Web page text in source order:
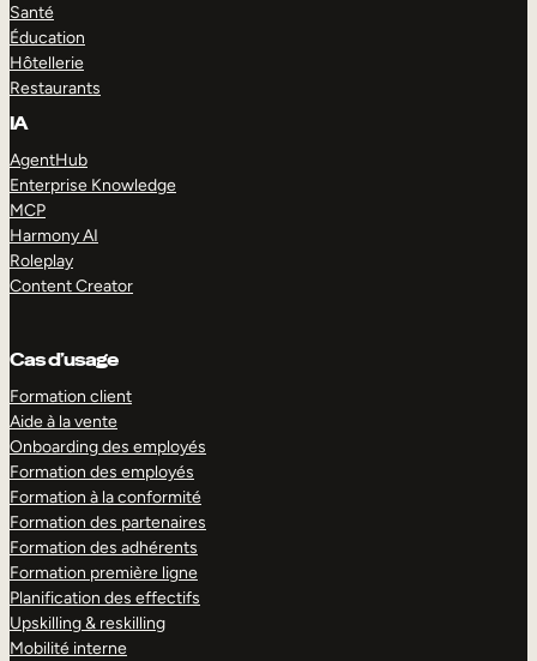
Santé
Éducation
Hôtellerie
Restaurants
IA
AgentHub
Enterprise Knowledge
MCP
Harmony AI
Roleplay
Content Creator
Cas d’usage
Formation client
Aide à la vente
Onboarding des employés
Formation des employés
Formation à la conformité
Formation des partenaires
Formation des adhérents
Formation première ligne
Planification des effectifs
Upskilling & reskilling
Mobilité interne